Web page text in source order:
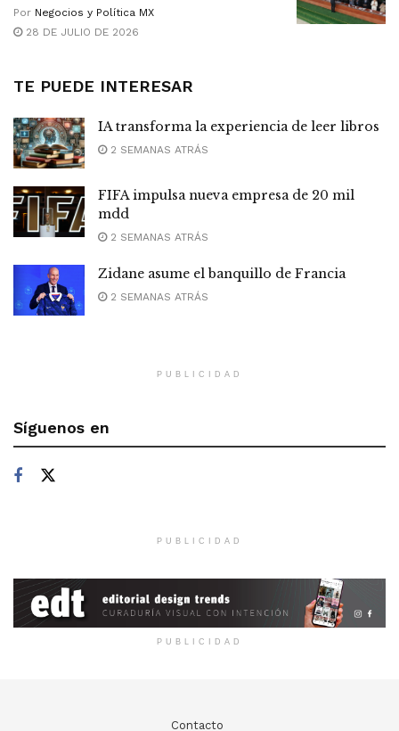
Por Negocios y Política MX
28 DE JULIO DE 2026
TE PUEDE INTERESAR
IA transforma la experiencia de leer libros
2 SEMANAS ATRÁS
FIFA impulsa nueva empresa de 20 mil
mdd
2 SEMANAS ATRÁS
Zidane asume el banquillo de Francia
2 SEMANAS ATRÁS
PUBLICIDAD
Síguenos en
PUBLICIDAD
PUBLICIDAD
Contacto